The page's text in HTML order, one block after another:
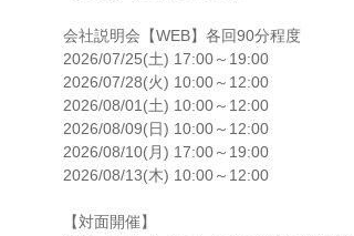
会社説明会【WEB】各回90分程度
2026/07/25(土) 17:00～19:00
2026/07/28(火) 10:00～12:00
2026/08/01(土) 10:00～12:00
2026/08/09(日) 10:00～12:00
2026/08/10(月) 17:00～19:00
2026/08/13(木) 10:00～12:00
【対面開催】